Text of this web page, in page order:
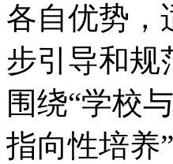
各自优势，
步引导和规
围绕“学校
指向性培养